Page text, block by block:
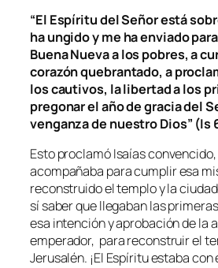
“El Espíritu del Señor está
ha ungido y me ha enviado
Buena Nueva a los pobres, a
corazón quebrantado, a
los cautivos, la libertad a los
pregonar el año de gracia del
venganza de nuestro Dios” (Is
Esto proclamó Isaías
acompañaba para cumplir esa
reconstruido el templo y la
sí saber que llegaban las
esa intención y aprobación de la
emperador, para reconstruir el
Jerusalén. ¡El Espíritu estaba con